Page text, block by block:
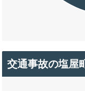
交通事故の塩屋